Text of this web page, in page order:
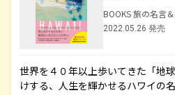
BOOKS 旅の名言
2022.05.26 発売
世界を４０年以上歩いてきた「地
けする、人生を輝かせるハワイの